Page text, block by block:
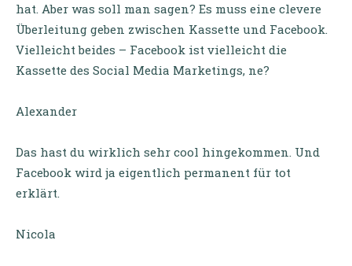
hat. Aber was soll man sagen? Es muss eine clevere
Überleitung geben zwischen Kassette und Facebook.
Vielleicht beides – Facebook ist vielleicht die
Kassette des Social Media Marketings, ne?
Alexander
Das hast du wirklich sehr cool hingekommen. Und
Facebook wird ja eigentlich permanent für tot
erklärt.
Nicola